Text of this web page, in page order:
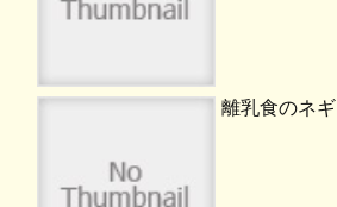
離乳食のネ